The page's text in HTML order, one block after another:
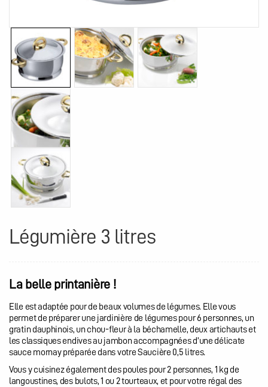
Légumière 3 litres
La belle printanière !
Elle est adaptée pour de beaux volumes de légumes. Elle vous
permet de préparer une jardinière de légumes pour 6 personnes, un
gratin dauphinois, un chou-fleur à la béchamelle, deux artichauts et
les classiques endives au jambon accompagnées d’une délicate
sauce mornay préparée dans votre Saucière 0,5 litres.
Vous y cuisinez également des poules pour 2 personnes, 1 kg de
langoustines, des bulots, 1 ou 2 tourteaux, et pour votre régal des